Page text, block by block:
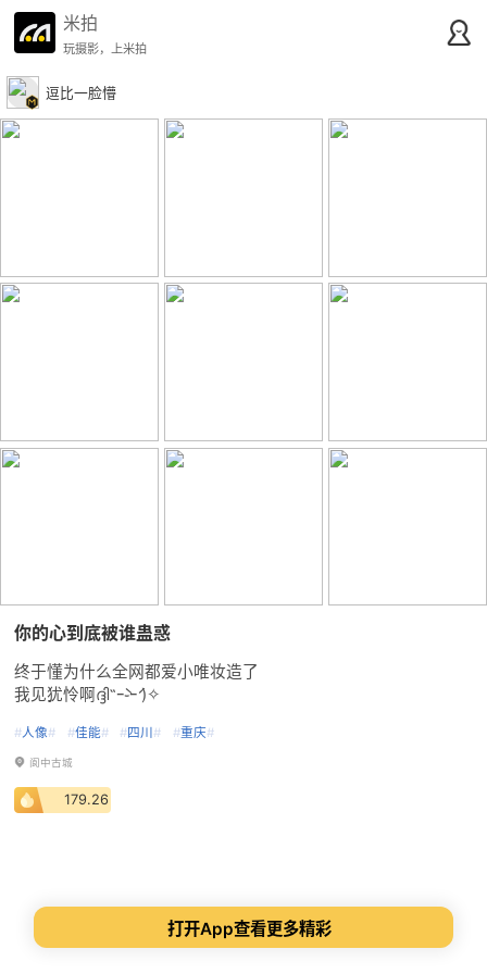
米拍
玩摄影，上米拍
逗比一脸懵
你的心到底被谁蛊惑
终于懂为什么全网都爱小唯妆造了
​我见犹怜啊ദ്ദി˶ｰ̀֊ｰ́ )✧
#人像# #佳能# #四川# #重庆#
阆中古城
179.26
打开App查看更多精彩